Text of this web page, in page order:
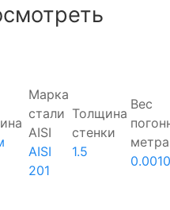
Марка
стали
AISI
AISI
201
Толщина
стенки
1.5
Вес
метра